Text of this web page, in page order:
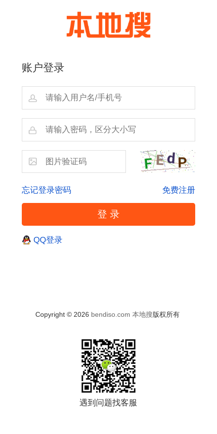
账户登录
忘记登录密码 免费注册
QQ登录
Copyright © 2026 bendiso.com 本地搜版权所有
遇到问题找客服